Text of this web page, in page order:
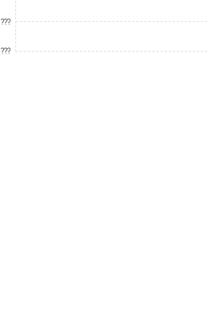
???
???